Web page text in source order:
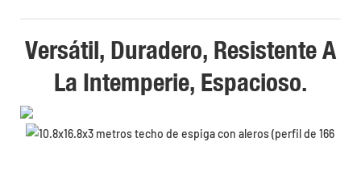
Versátil, Duradero, Resistente A
La Intemperie, Espacioso.